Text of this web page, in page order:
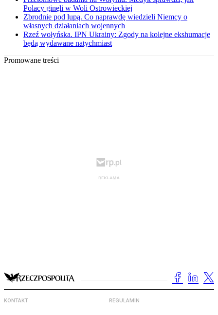
Polacy ginęli w Woli Ostrowieckiej
Zbrodnie pod lupą. Co naprawdę wiedzieli Niemcy o
własnych działaniach wojennych
Rzeź wołyńska. IPN Ukrainy: Zgody na kolejne ekshumacje
będą wydawane natychmiast
Promowane treści
KONTAKT REGULAMIN